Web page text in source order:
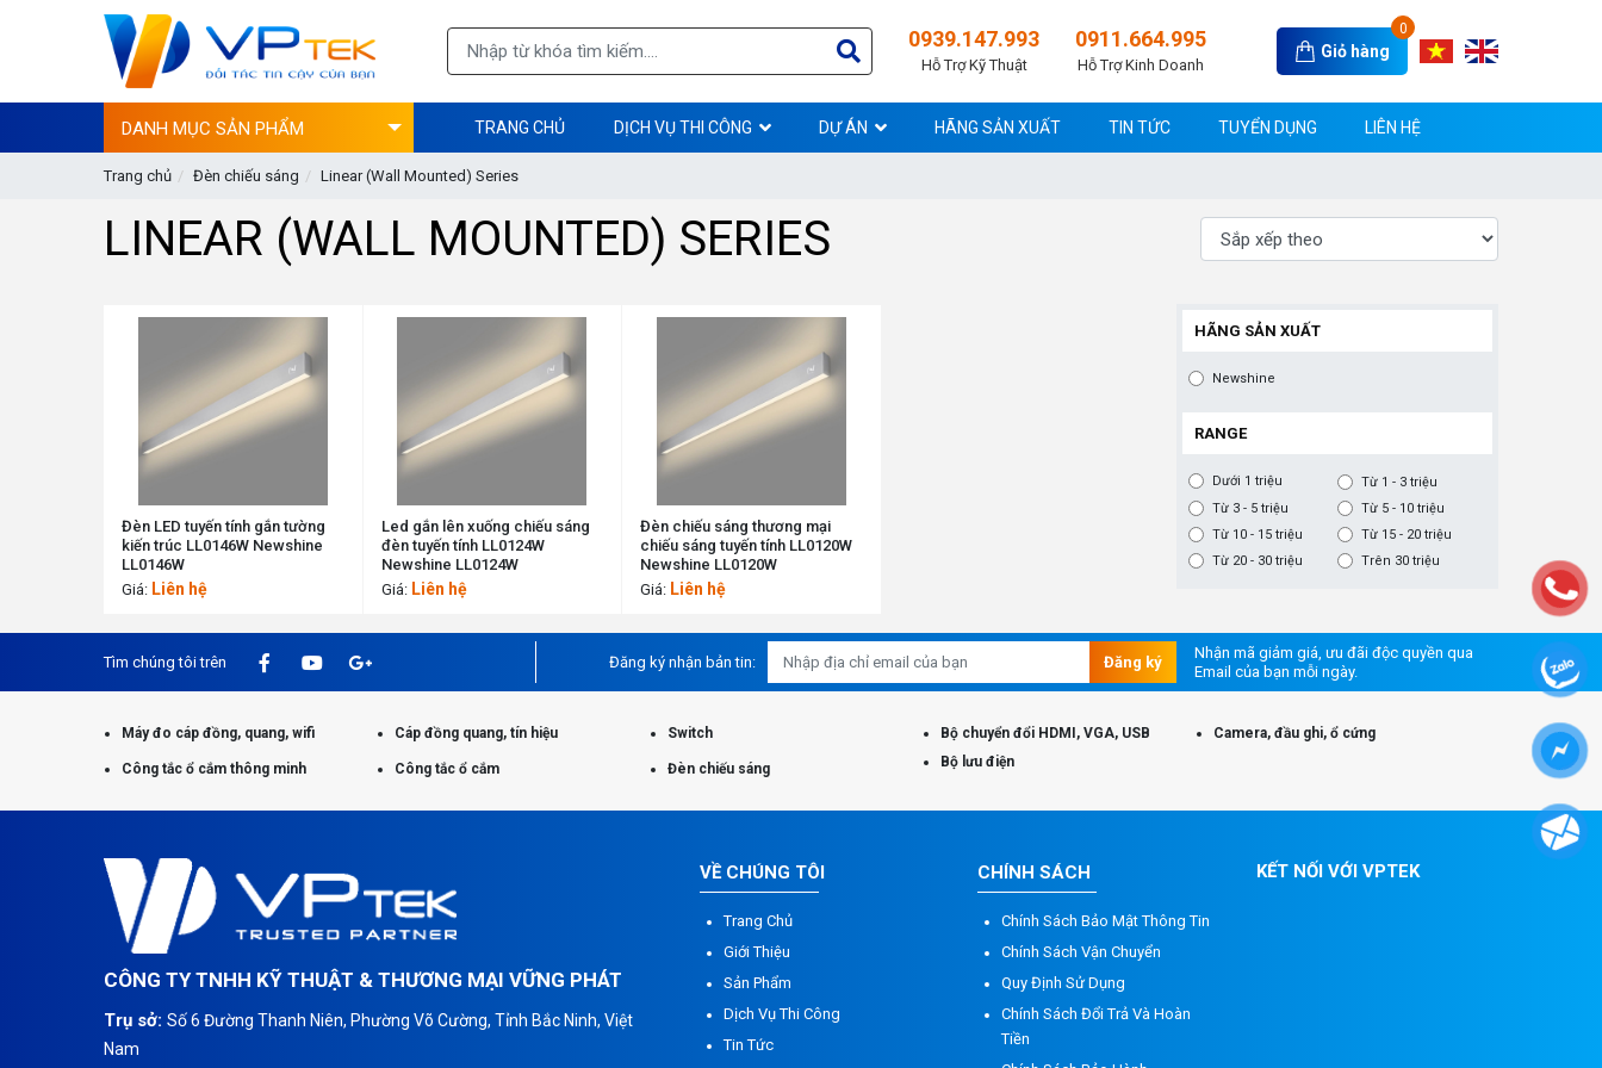
0939.147.993
Hỗ Trợ Kỹ Thuật
0911.664.995
Hỗ Trợ Kinh Doanh
0
Giỏ hàng
DANH MỤC SẢN PHẨM TRANG CHỦ DỊCH VỤ THI CÔNG DỰ ÁN HÃNG SẢN XUẤT TIN TỨC TUYỂN DỤNG LIÊN HỆ
Trang chủ Đèn chiếu sáng Linear (Wall Mounted) Series
LINEAR (WALL MOUNTED) SERIES
Đèn LED tuyến tính gắn tường
kiến trúc LL0146W Newshine
LL0146W
Giá: Liên hệ
Led gắn lên xuống chiếu sáng
đèn tuyến tính LL0124W
Newshine LL0124W
Giá: Liên hệ
Đèn chiếu sáng thương mại
chiếu sáng tuyến tính LL0120W
Newshine LL0120W
Giá: Liên hệ
HÃNG SẢN XUẤT
Newshine
RANGE
Dưới 1 triệu
Từ 1 - 3 triệu
Từ 3 - 5 triệu
Từ 5 - 10 triệu
Từ 10 - 15 triệu
Từ 15 - 20 triệu
Từ 20 - 30 triệu
Trên 30 triệu
Tìm chúng tôi trên Đăng ký nhận bản tin: Đăng ký
Nhận mã giảm giá, ưu đãi độc quyền qua
Email của bạn mỗi ngày.
Máy đo cáp đồng, quang, wifi Cáp đồng quang, tín hiệu Switch Bộ chuyển đổi HDMI, VGA, USB Camera, đầu ghi, ổ cứng
Công tắc ổ cắm thông minh Công tắc ổ cắm Đèn chiếu sáng Bộ lưu điện
CÔNG TY TNHH KỸ THUẬT & THƯƠNG MẠI VỮNG PHÁT
Trụ sở: Số 6 Đường Thanh Niên, Phường Võ Cường, Tỉnh Bắc Ninh, Việt
Nam
VỀ CHÚNG TÔI
Trang Chủ
Giới Thiệu
Sản Phẩm
Dịch Vụ Thi Công
Tin Tức
CHÍNH SÁCH
Chính Sách Bảo Mật Thông Tin
Chính Sách Vận Chuyển
Quy Định Sử Dụng
Chính Sách Đổi Trả Và Hoàn
Tiền
KẾT NỐI VỚI VPTEK